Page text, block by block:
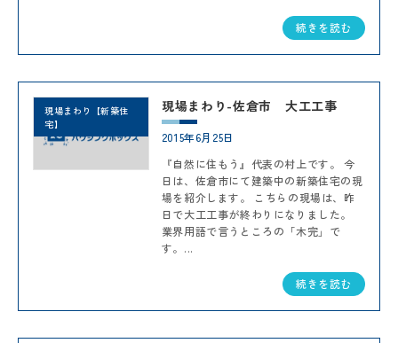
続きを読む
現場まわり【新築住
宅】
現場まわり-佐倉市 大工工事
2015年6月25日
『自然に住もう』代表の村上です。 今
日は、佐倉市にて建築中の新築住宅の現
場を紹介します。 こちらの現場は、昨
日で大工工事が終わりになりました。
業界用語で言うところの「木完」で
す。...
続きを読む